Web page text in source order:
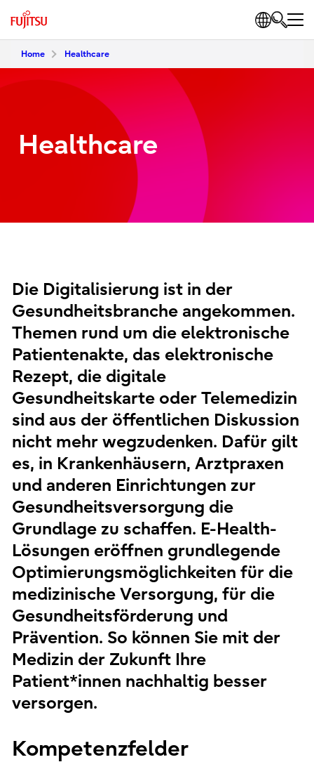
Home Healthcare
Healthcare
Die Digitalisierung ist in der
Gesundheitsbranche angekommen.
Themen rund um die elektronische
Patientenakte, das elektronische
Rezept, die digitale
Gesundheitskarte oder Telemedizin
sind aus der öffentlichen Diskussion
nicht mehr wegzudenken. Dafür gilt
es, in Krankenhäusern, Arztpraxen
und anderen Einrichtungen zur
Gesundheitsversorgung die
Grundlage zu schaffen. E-Health-
Lösungen eröffnen grundlegende
Optimierungsmöglichkeiten für die
medizinische Versorgung, für die
Gesundheitsförderung und
Prävention. So können Sie mit der
Medizin der Zukunft Ihre
Patient*innen nachhaltig besser
versorgen.
Kompetenzfelder